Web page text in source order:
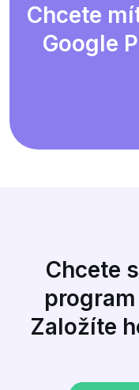
Chcete
Google
Chcete
Založíte